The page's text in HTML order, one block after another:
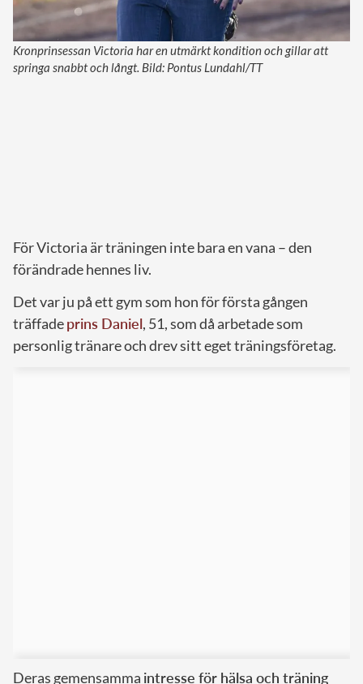
Kronprinsessan Victoria har en utmärkt kondition och gillar att
springa snabbt och långt. Bild: Pontus Lundahl/TT
För Victoria är träningen inte bara en vana – den
förändrade hennes liv.
Det var ju på ett gym som hon för första gången
träffadeprins Daniel, 51, som då arbetade som
personlig tränare och drev sitt eget träningsföretag.
Deras gemensamma intresse för hälsa och träning